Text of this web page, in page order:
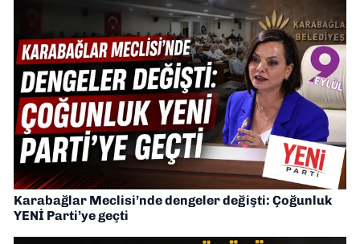
Karabağlar Meclisi’nde dengeler değişti: Çoğunluk
YENİ Parti’ye geçti